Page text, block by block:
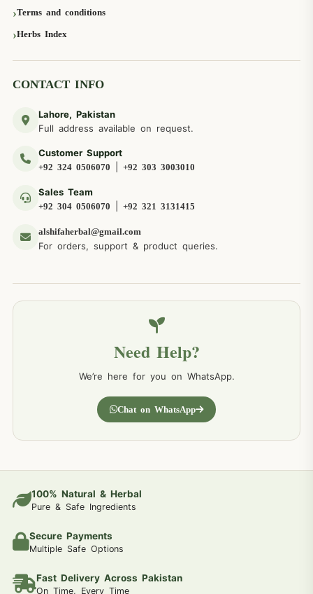
Terms and conditions
Herbs Index
CONTACT INFO
Lahore, Pakistan
Full address available on request.
Customer Support
+92 324 0506070 +92 303 3003010
Sales Team
+92 304 0506070 +92 321 3131415
alshifaherbal@gmail.com
For orders, support & product queries.
Need Help?
We’re here for you on WhatsApp.
Chat on WhatsApp
100% Natural & Herbal
Pure & Safe Ingredients
Secure Payments
Multiple Safe Options
Fast Delivery Across Pakistan
On Time, Every Time